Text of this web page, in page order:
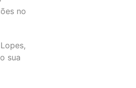
no
sua